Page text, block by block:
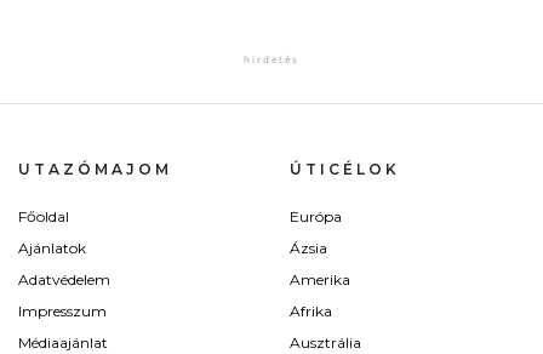
UTAZÓMAJOM
Főoldal
Ajánlatok
Adatvédelem
Impresszum
Médiaajánlat
ÚTICÉLOK
Európa
Ázsia
Amerika
Afrika
Ausztrália